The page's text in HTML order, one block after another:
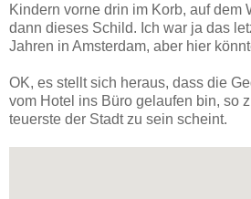
Kindern vorne drin im Korb, auf dem
dann dieses Schild. Ich war ja das
Jahren in Amsterdam, aber hier
OK, es stellt sich heraus, dass die
vom Hotel ins Büro gelaufen bin, so
teuerste der Stadt zu sein scheint.